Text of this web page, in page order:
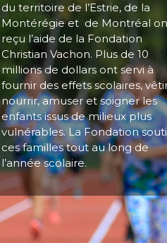
du territoire de l’Estrie, de la
Montérégie et de Montréal
reçu l’aide de la Fondation
Christian Vachon. Plus de 10
millions de dollars ont servi à
fournir des effets scolaires,
nourrir, amuser et soigner les
enfants issus de milieux plus
vulnérables. La Fondation
ces familles tout au long de
l’année scolaire.